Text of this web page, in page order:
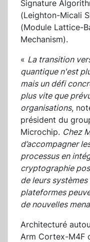
Signature
(Leighton-Micali
(Module Lattice-
Mechanism).
« La transition
quantique n'est
mais un défi
plus vite que
organisations,
président du
Microchip. Chez
d’accompagner
processus en
cryptographie
de leurs
plateformes
de nouvelles
Architecturé
Arm Cortex-M4F